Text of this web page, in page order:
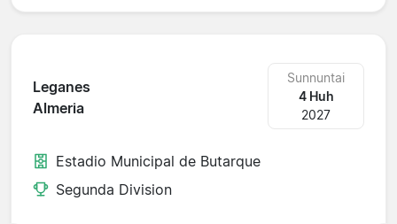
Leganes
Almeria
Sunnuntai
4 Huh
2027
Estadio Municipal de Butarque
Segunda Division